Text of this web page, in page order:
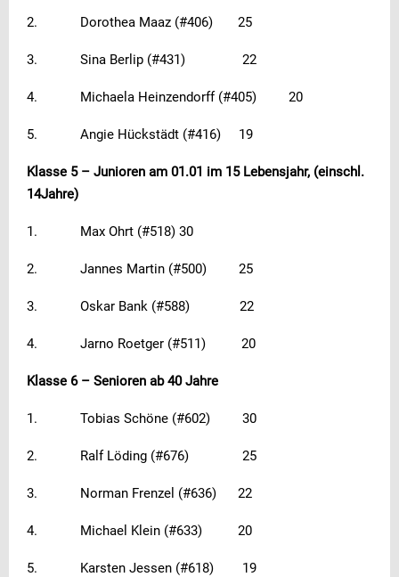
2. Dorothea Maaz (#406) 25
3. Sina Berlip (#431) 22
4. Michaela Heinzendorff (#405) 20
5. Angie Hückstädt (#416) 19
Klasse 5 – Junioren am 01.01 im 15 Lebensjahr, (einschl.
14Jahre)
1. Max Ohrt (#518) 30
2. Jannes Martin (#500) 25
3. Oskar Bank (#588) 22
4. Jarno Roetger (#511) 20
Klasse 6 – Senioren ab 40 Jahre
1. Tobias Schöne (#602) 30
2. Ralf Löding (#676) 25
3. Norman Frenzel (#636) 22
4. Michael Klein (#633) 20
5. Karsten Jessen (#618) 19